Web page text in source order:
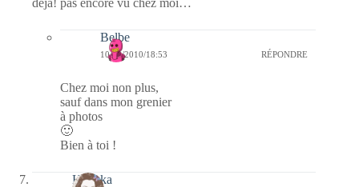
Belbe
10/03/2010/18:53 RÉPONDRE
Chez moi non plus,
sauf dans mon grenier
à photos
🙂
Bien à toi !
Heyoka